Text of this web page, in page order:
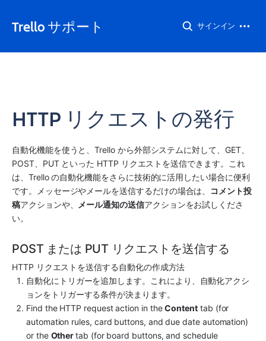
Trello サポート サインイン
HTTP リクエストの発行
自動化機能を使うと、Trello から外部システムに対して、GET、
POST、PUT といった HTTP リクエストを送信できます。これ
は、Trello の自動化機能をさらに技術的に活用したい場合に便利
です。メッセージやメールを送信するだけの場合は、 コメント投
稿アクションや、 メール通知の送信アクションをお試しくださ
い。
POST または PUT リクエストを送信する
HTTP リクエストを送信する自動化の作成方法
自動化にトリガーを追加します。これにより、自動化アクシ
ョンをトリガーする条件が決まります。
Find the HTTP request action in the Content tab (for
automation rules, card buttons, and due date automation)
or the Other tab (for board buttons, and schedule